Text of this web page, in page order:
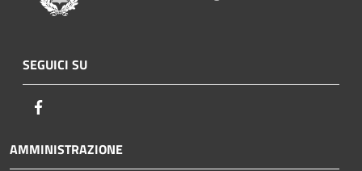
SEGUICI SU
AMMINISTRAZIONE